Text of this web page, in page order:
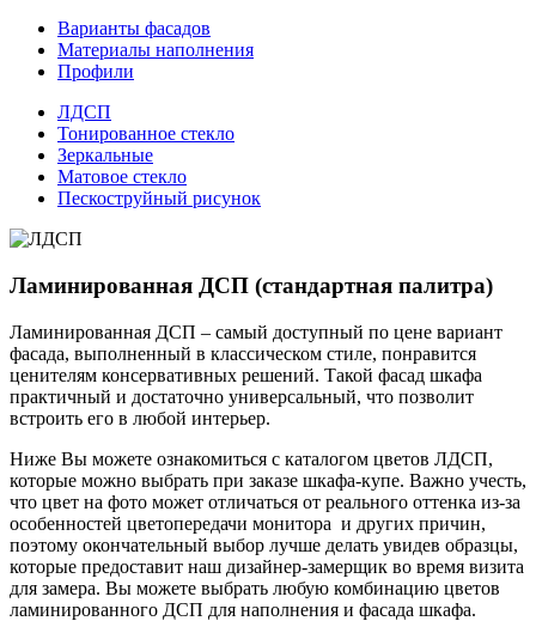
Варианты фасадов
Материалы наполнения
Профили
ЛДСП
Тонированное стекло
Зеркальные
Матовое стекло
Пескоструйный рисунок
Ламинированная ДСП (стандартная палитра)
Ламинированная ДСП – самый доступный по цене вариант
фасада, выполненный в классическом стиле, понравится
ценителям консервативных решений. Такой фасад шкафа
практичный и достаточно универсальный, что позволит
встроить его в любой интерьер.
Ниже Вы можете ознакомиться с каталогом цветов ЛДСП,
которые можно выбрать при заказе шкафа-купе. Важно учесть,
что цвет на фото может отличаться от реального оттенка из-за
особенностей цветопередачи монитора и других причин,
поэтому окончательный выбор лучше делать увидев образцы,
которые предоставит наш дизайнер-замерщик во время визита
для замера. Вы можете выбрать любую комбинацию цветов
ламинированного ДСП для наполнения и фасада шкафа.